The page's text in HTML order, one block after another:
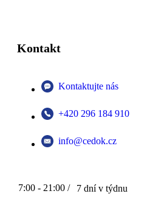
Kontakt
Kontaktujte nás
+420 296 184 910
info@cedok.cz
7:00 - 21:00 / 7 dní v týdnu